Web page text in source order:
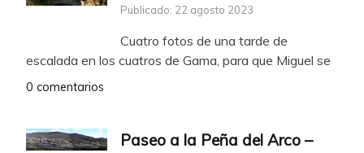
Publicado: 22 agosto 2023
Cuatro fotos de una tarde de
escalada en los cuatros de Gama, para que Miguel se
0 comentarios
Paseo a la Peña del Arco –